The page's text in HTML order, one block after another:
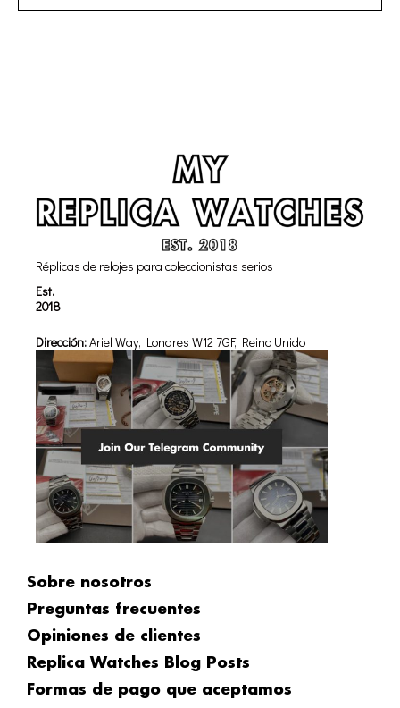
Réplicas de relojes para coleccionistas serios
Est.
2018
Dirección:Ariel Way, Londres W12 7GF, Reino Unido
Sobre nosotros
Preguntas frecuentes
Opiniones de clientes
Replica Watches Blog Posts
Formas de pago que aceptamos